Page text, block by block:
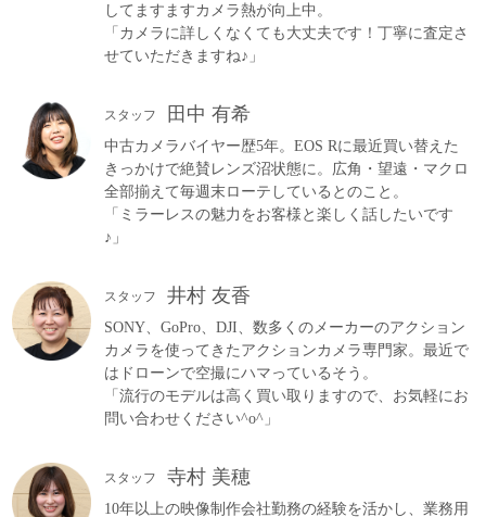
してますますカメラ熱が向上中。
「カメラに詳しくなくても大丈夫です！丁寧に査定さ
せていただきますね♪」
スタッフ 田中 有希
中古カメラバイヤー歴5年。EOS Rに最近買い替えた
きっかけで絶賛レンズ沼状態に。広角・望遠・マクロ
全部揃えて毎週末ローテしているとのこと。
「ミラーレスの魅力をお客様と楽しく話したいです
♪」
スタッフ 井村 友香
SONY、GoPro、DJI、数多くのメーカーのアクション
カメラを使ってきたアクションカメラ専門家。最近で
はドローンで空撮にハマっているそう。
「流行のモデルは高く買い取りますので、お気軽にお
問い合わせください^o^」
スタッフ 寺村 美穂
10年以上の映像制作会社勤務の経験を活かし、業務用